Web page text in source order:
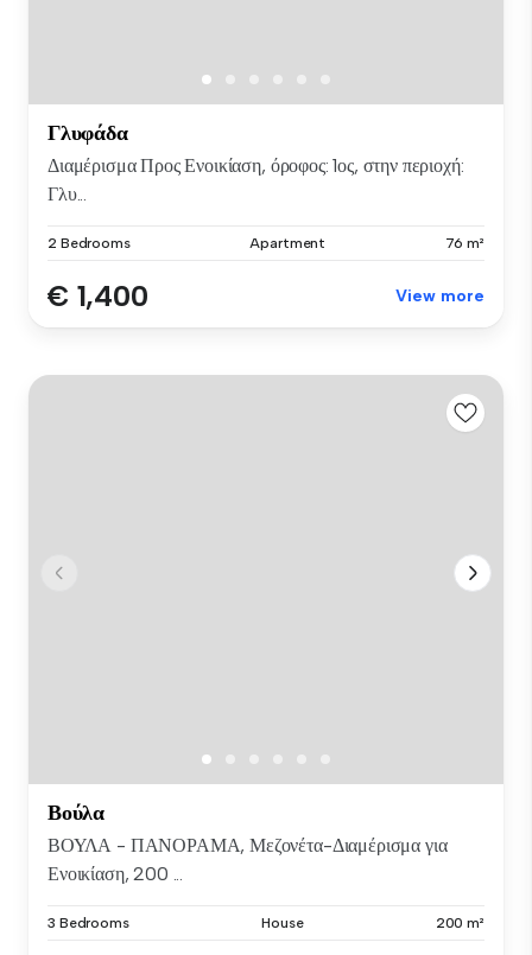
Γλυφάδα
Διαμέρισμα Προς Ενοικίαση, όροφος: 1ος, στην περιοχή:
Γλυ...
2 Bedrooms Apartment 76 m²
€ 1,400 View more
Βούλα
ΒΟΥΛΑ - ΠΑΝΟΡΑΜΑ, Μεζονέτα-Διαμέρισμα για
Ενοικίαση, 200 ...
3 Bedrooms House 200 m²